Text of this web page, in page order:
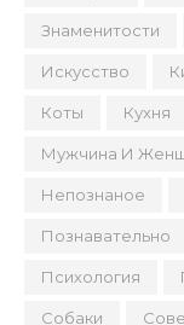
Знаменитости
Искусство
Коты Кухня
Мужчина И
Непознаное
Познавательно
Психология
Собаки